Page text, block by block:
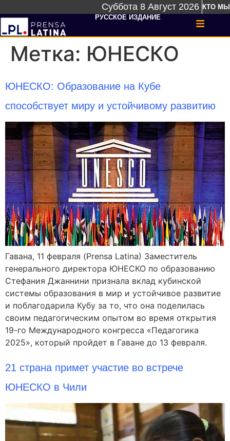
Суббота 8 Август 2026 КТО МЫ
РУССКОЕ ИЗДАНИЕ
Метка: ЮНЕСКО
ЮНЕСКО: Образование на Кубе
способствует миру и устойчивому развитию
Гавана, 11 февраля (Prensa Latina) Заместитель
генерального директора ЮНЕСКО по образованию
Стефания Джаннини признала вклад кубинской
системы образования в мир и устойчивое развитие
и поблагодарила Кубу за то, что она поделилась
своим педагогическим опытом во время открытия
19-го Международного конгресса «Педагогика
2025», который пройдет в Гаване до 13 февраля.
21 страна примет участие во встрече
ЮНЕСКО в Чили